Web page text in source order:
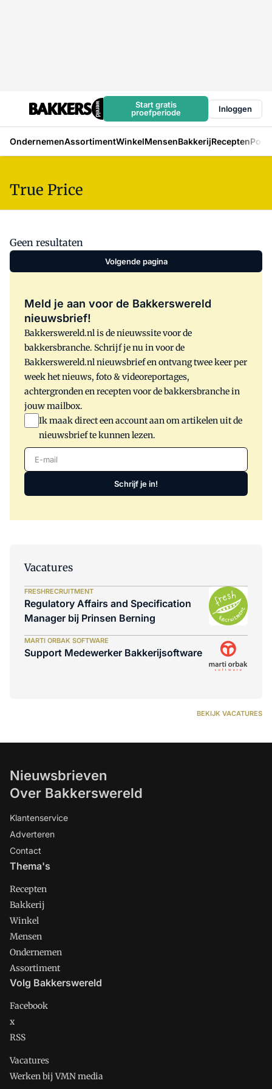
Start gratis
proefperiode
Inloggen
OndernemenAssortimentWinkelMensenBakkerijRecepten
True Price
Geen resultaten
Volgende pagina
Meld je aan voor de Bakkerswereld
nieuwsbrief!
Bakkerswereld.nl is de nieuwssite voor de
bakkersbranche. Schrijf je nu in voor de
Bakkerswereld.nl nieuwsbrief en ontvang twee keer per
week het nieuws, foto & videoreportages,
achtergronden en recepten voor de bakkersbranche in
jouw mailbox.
Ik maak direct een account aan om artikelen uit de
nieuwsbrief te kunnen lezen.
E-mail
Schrijf je in!
Vacatures
FRESHRECRUITMENT
Regulatory Affairs and Specification
Manager bij Prinsen Berning
MARTI ORBAK SOFTWARE
Support Medewerker Bakkerijsoftware
BEKIJK VACATURES
Nieuwsbrieven
Over Bakkerswereld
Klantenservice
Adverteren
Contact
Thema's
Recepten
Bakkerij
Winkel
Mensen
Ondernemen
Assortiment
Volg Bakkerswereld
Facebook
x
RSS
Vacatures
Werken bij VMN media